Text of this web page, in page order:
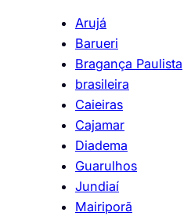
Arujá
Barueri
Bragança Paulista
brasileira
Caieiras
Cajamar
Diadema
Guarulhos
Jundiaí
Mairiporã